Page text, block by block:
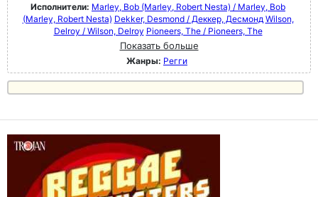
Исполнители: Marley, Bob (Marley, Robert Nesta) / Marley, Bob
(Marley, Robert Nesta) Dekker, Desmond / Деккер, Десмонд Wilson,
Delroy / Wilson, Delroy Pioneers, The / Pioneers, The
Показать больше
Жанры: Регги